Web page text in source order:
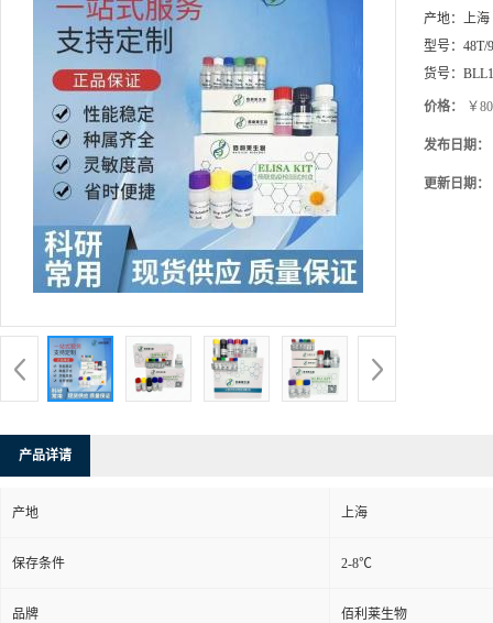
产地： 上海
型号： 48T/
货号：
价格： ￥
发布日期：
更新日期：
产品详请
产地 上海
保存条件 2-8℃
品牌 佰利莱生物